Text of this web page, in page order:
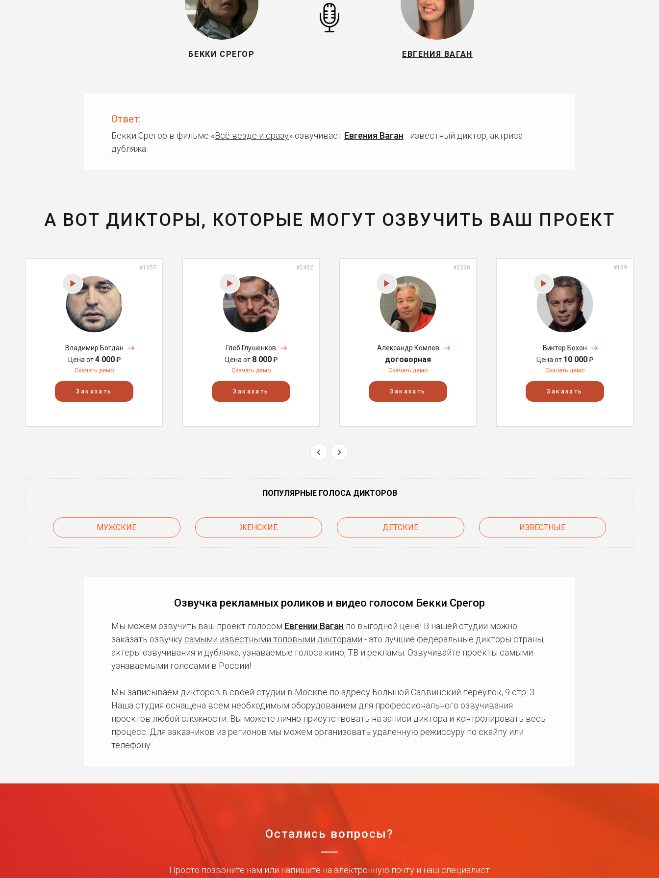
БЕККИ СРЕГОР ЕВГЕНИЯ ВАГАН
Ответ:
Бекки Срегор в фильме «Всё везде и сразу» озвучивает Евгения Ваган - известный диктор, актриса
дубляжа.
А ВОТ ДИКТОРЫ, КОТОРЫЕ МОГУТ ОЗВУЧИТЬ ВАШ ПРОЕКТ
#1357
Владимир Богдан
Цена от4 000₽
Скачать демо
Заказать
#2492
Глеб Глушенков
Цена от 8 000₽
Скачать демо
Заказать
#2338
Александр Комлев
договорная
Скачать демо
Заказать
#139
Виктор Бохон
Цена от 10 000₽
Скачать демо
Заказать
ПОПУЛЯРНЫЕ ГОЛОСА ДИКТОРОВ
МУЖСКИЕ ЖЕНСКИЕ ДЕТСКИЕ ИЗВЕСТНЫЕ
Озвучка рекламных роликов и видео голосом Бекки Срегор
Мы можем озвучить ваш проект голосом Евгении Ваган по выгодной цене! В нашей студии можно
заказать озвучку самыми известными топовыми дикторами - это лучшие федеральные дикторы страны,
актеры озвучивания и дубляжа, узнаваемые голоса кино, ТВ и рекламы. Озвучивайте проекты самыми
узнаваемыми голосами в России!
Мы записываем дикторов в своей студии в Москве по адресу Большой Саввинский переулок, 9 стр. 3.
Наша студия оснащена всем необходимым оборудованием для профессионального озвучивания
проектов любой сложности. Вы можете лично присутствовать на записи диктора и контролировать весь
процесс. Для заказчиков из регионов мы можем организовать удаленную режиссуру по скайпу или
телефону.
Остались вопросы?
Просто позвоните нам или напишите на электронную почту и наш специалист